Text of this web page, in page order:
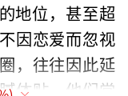
地位，甚至超
因恋爱而忽视
，往往因此延
体贴，他们常